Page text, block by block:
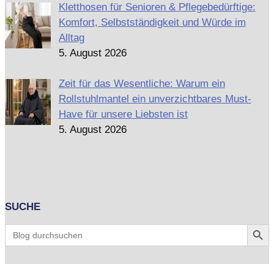
Kletthosen für Senioren & Pflegebedürftige:
Komfort, Selbstständigkeit und Würde im
Alltag
5. August 2026
Zeit für das Wesentliche: Warum ein
Rollstuhlmantel ein unverzichtbares Must-
Have für unsere Liebsten ist
5. August 2026
SUCHE
Search
for:
Search